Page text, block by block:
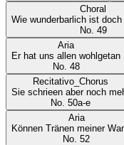
Choral
Wie wunderbarlich ist
No. 49
Aria
Er hat uns allen wohlgetan
No. 48
Recitativo_Chorus
Sie schrieen aber noch
No. 50a-e
Aria
Können Tränen meiner
No. 52